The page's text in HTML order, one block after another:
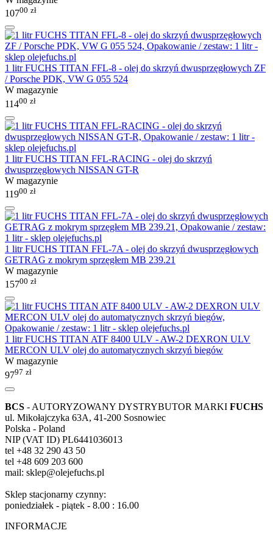
10700 zł
1 litr FUCHS TITAN FFL-8 - olej do skrzyń dwusprzęgłowych ZF
/ Porsche PDK, VW G 055 524
W magazynie
11400 zł
1 litr FUCHS TITAN FFL-RACING - olej do skrzyń
dwusprzęgłowych NISSAN GT-R
W magazynie
11900 zł
1 litr FUCHS TITAN FFL-7A - olej do skrzyń dwusprzęgłowych
GETRAG z mokrym sprzęgłem MB 239.21
W magazynie
15700 zł
1 litr FUCHS TITAN ATF 8400 ULV - AW-2 DEXRON ULV
MERCON ULV olej do automatycznych skrzyń biegów
W magazynie
9797 zł
BCS - AUTORYZOWANY DYSTRYBUTOR MARKI FUCHS
ul. Mikołajczyka 63A, 41-200 Sosnowiec
Polska - Poland
NIP (VAT ID) PL6441036013
tel +48 32 290 43 50
tel +48 609 203 600
mail: sklep@olejefuchs.pl
Sklep stacjonarny czynny:
poniedziałek - piątek - 8.00 : 16.00
INFORMACJE